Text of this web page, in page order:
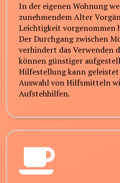
In der eigenen Wohnung
zunehmendem Alter
Leichtigkeit vorgenommen
Der Durchgang zwischen
verhindert das Verwenden
können günstiger
Hilfestellung kann
Auswahl von Hilfsmitteln
Aufstehhilfen.